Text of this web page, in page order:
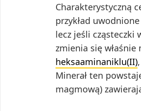
Charakterystyczną
przykład
lecz jeśli cząsteczki
zmienia się
heksaaminaniklu(II)
Minerał ten
magmową)